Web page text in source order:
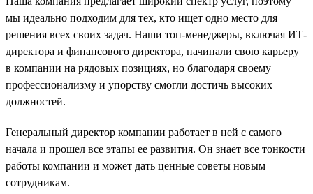
мы идеально подходим для тех, кто ищет одно место для
решения всех своих задач. Наши топ-менеджеры, включая ИТ-
директора и финансового директора, начинали свою карьеру
в компании на рядовых позициях, но благодаря своему
профессионализму и упорству смогли достичь высоких
должностей.
Генеральный директор компании работает в ней с самого
начала и прошел все этапы ее развития. Он знает все тонкости
работы компании и может дать ценные советы новым
сотрудникам.